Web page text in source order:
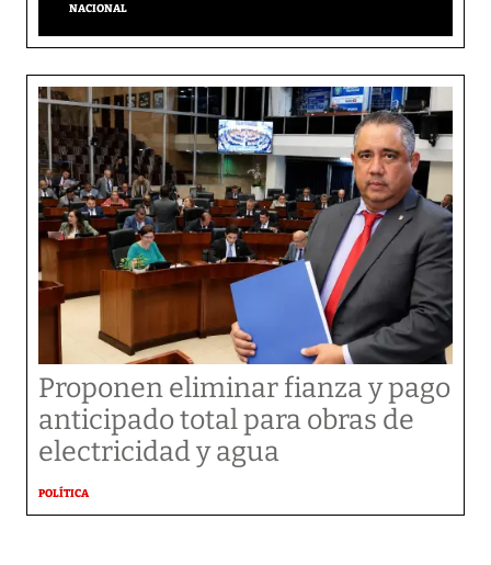
NACIONAL
Proponen eliminar fianza y pago
anticipado total para obras de
electricidad y agua
POLÍTICA